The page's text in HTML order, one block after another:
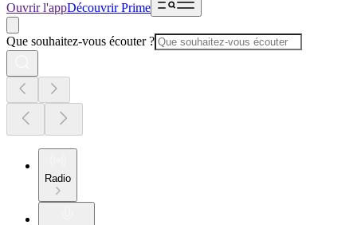
Ouvrir l'appDécouvrir Prime
Que souhaitez-vous écouter ?
Radio